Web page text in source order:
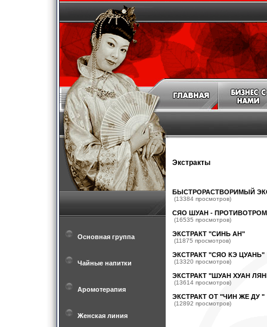
Основная группа
Чайные напитки
Аромотерапия
Женская линия
Экстракты
БЫСТРОРАСТВОРИМЫЙ
(13384 просмотров)
СЯО ШУАН -
(16535 просмотров)
ЭКСТРАКТ "СИНЬ АН"
(11875 просмотров)
ЭКСТРАКТ "СЯО КЭ ЦУАНЬ"
(13320 просмотров)
ЭКСТРАКТ "ШУАН ХУАН
(13614 просмотров)
ЭКСТРАКТ ОТ "ЧИН ЖЕ ДУ "
(12892 просмотров)